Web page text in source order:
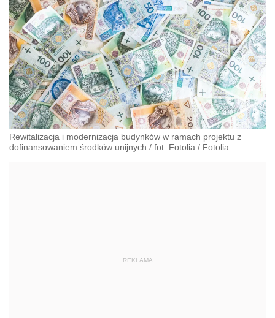
Rewitalizacja i modernizacja budynków w ramach projektu z
dofinansowaniem środków unijnych./ fot. Fotolia / Fotolia